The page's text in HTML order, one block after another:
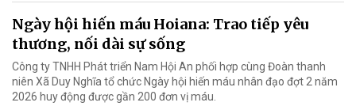
Ngày hội hiến máu Hoiana: Trao tiếp yêu
thương, nối dài sự sống
Công ty TNHH Phát triển Nam Hội An phối hợp cùng Đoàn thanh
niên Xã Duy Nghĩa tổ chức Ngày hội hiến máu nhân đạo đợt 2 năm
2026 huy động được gần 200 đơn vị máu.